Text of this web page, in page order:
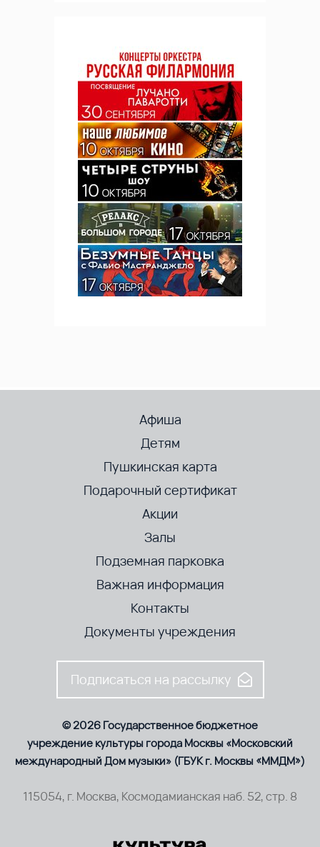
Афиша
Детям
Пушкинская карта
Подарочный сертификат
Акции
Залы
Подземная парковка
Важная информация
Контакты
Документы учреждения
Подписаться на рассылку
© 2026 Государственное бюджетное
учреждение культуры города Москвы «Московский
международный Дом музыки» (ГБУК г. Москвы «ММДМ»)
115054, г. Москва, Космодамианская наб. 52, стр. 8